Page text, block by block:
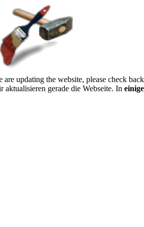
are updating the website, please check
aktualisieren gerade die Webseite. In